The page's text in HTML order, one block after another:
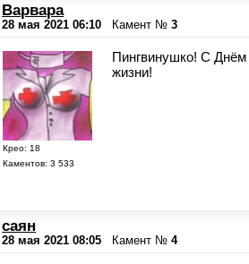
Варвара
28 мая 2021 06:10 Камент №3
Крео: 18
Каментов: 3 533
Пингвинушко! С Днём
жизни!
саян
28 мая 2021 08:05 Камент №4